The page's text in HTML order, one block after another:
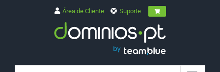
Área de Cliente Suporte